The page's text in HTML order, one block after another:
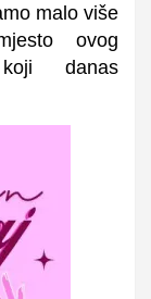
malo više
ovog
koji danas